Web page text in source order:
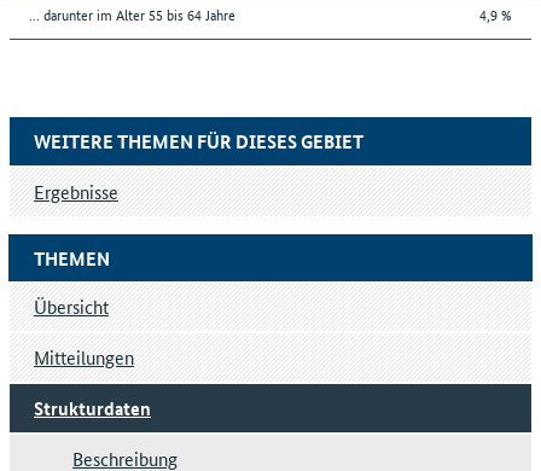
... darunter im Alter 55 bis 64 Jahre 4,9 %
THEMEN
Übersicht
Mitteilungen
Strukturdaten
Beschreibung
WEITERE THEMEN FÜR DIESES GEBIET
Ergebnisse